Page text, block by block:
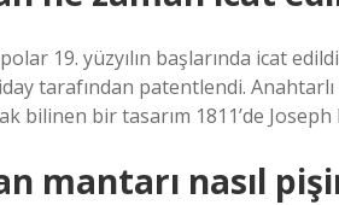
19. yüzyılın başlarında icat
tarafından patentlendi.
bilinen bir tasarım 1811’de
mantarı nasıl